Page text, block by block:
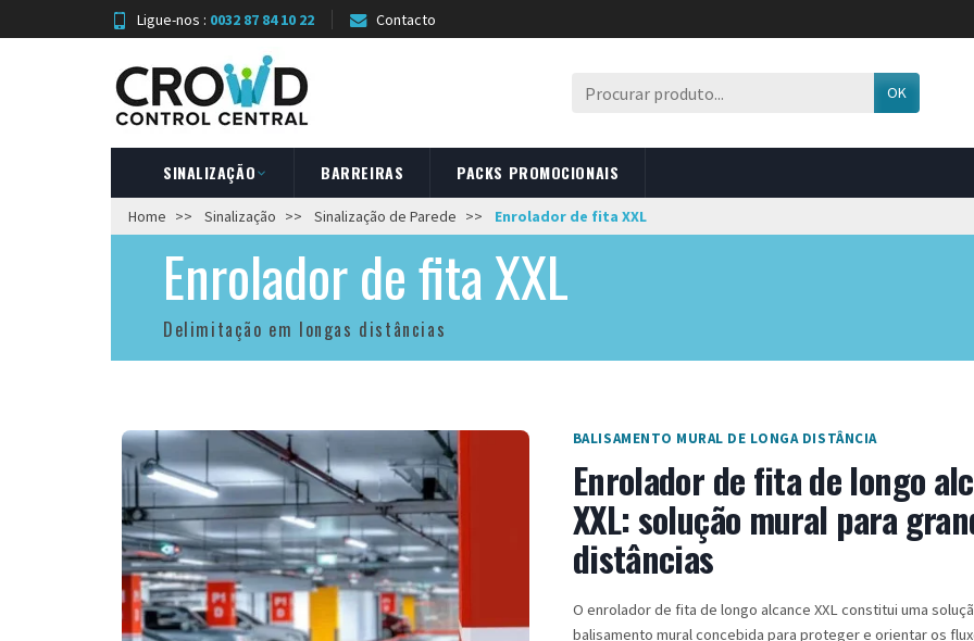
Ligue-nos : 0032 87 84 10 22 Contacto
OK
SINALIZAÇÃO BARREIRAS PACKS PROMOCIONAIS
Home Sinalização Sinalização de Parede Enrolador de fita XXL
Enrolador de fita XXL
Delimitação em longas distâncias
BALISAMENTO MURAL DE LONGA DISTÂNCIA
Enrolador de fita de longo
XXL: solução mural para
distâncias
O enrolador de fita de longo alcance XXL constitui uma
balisamento mural concebida para proteger e orientar os